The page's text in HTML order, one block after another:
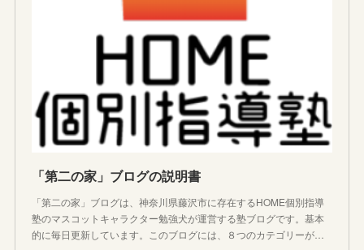
「第二の家」ブログの説明書
「第二の家」ブログは、神奈川県藤沢市に存在するHOME個別指導
塾のマスコットキャラクター勉強犬が運営する塾ブログです。基本
的に毎日更新しています。このブログには、８つのカテゴリーが…